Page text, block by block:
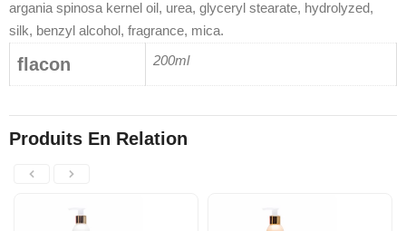
argania spinosa kernel oil, urea, glyceryl stearate, hydrolyzed,
silk, benzyl alcohol, fragrance, mica.
flacon 200ml
Produits En Relation